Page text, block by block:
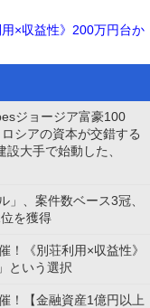
×収益性》200万円台か
ジョージア富豪100
シアの資本が交錯する
大手で始動した、
」、案件数ベース3冠、
を獲得
！《別荘利用×収益性》
という選択
！【金融資産1億円以上